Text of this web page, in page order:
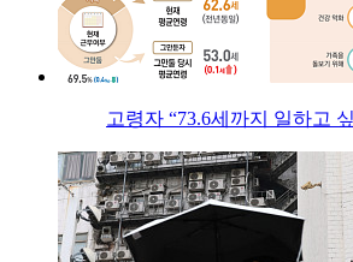
고령자 “73.6세까지 일하고